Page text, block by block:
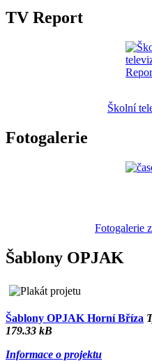
TV Report
Školní
Fotogalerie
Fotogalerie
Šablony OPJAK
Šablony OPJAK Horní Bříza
179.33 kB
Informace o projektu